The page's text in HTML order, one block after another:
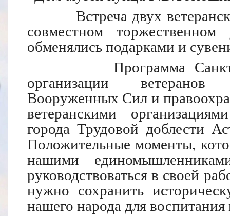
Встреча двух
совместном
обменялись подарками и
Программа Санкт-
организации ветеранов
Вооруженных Сил и
ветеранскими
города Трудовой доблести
Положительные моменты,
нашими
руководствоваться в своей
нужно сохранить
нашего народа для